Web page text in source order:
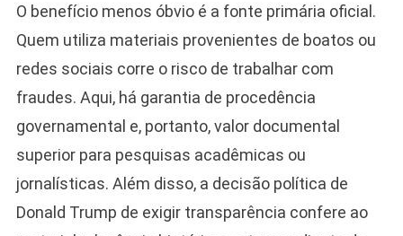
O benefício menos óbvio é a fonte primária oficial.
Quem utiliza materiais provenientes de boatos ou
redes sociais corre o risco de trabalhar com
fraudes. Aqui, há garantia de procedência
governamental e, portanto, valor documental
superior para pesquisas acadêmicas ou
jornalísticas. Além disso, a decisão política de
Donald Trump de exigir transparência confere ao